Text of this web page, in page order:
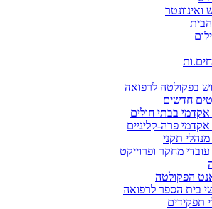
ואינוונטר
בפקולטה לרפואה
חדשים
אקדמי בבתי חולים
אקדמי פרה-קליניים
תקני
מחקר ופרוייקט
הפקולטה
בית הספר לרפואה
תפקידים